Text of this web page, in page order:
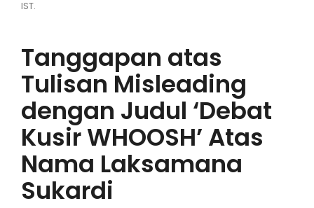
IST.
Tanggapan atas
Tulisan Misleading
dengan Judul ‘Debat
Kusir WHOOSH’ Atas
Nama Laksamana
Sukardi